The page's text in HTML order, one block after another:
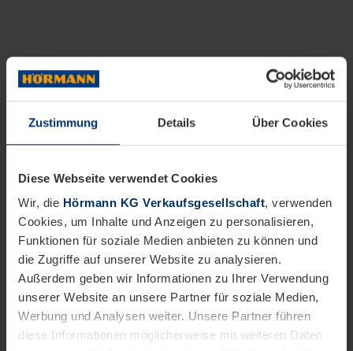
Zustimmung Details Über Cookies
Diese Webseite verwendet Cookies
Wir, die Hörmann KG Verkaufsgesellschaft, verwenden
Cookies, um Inhalte und Anzeigen zu personalisieren,
Funktionen für soziale Medien anbieten zu können und
die Zugriffe auf unserer Website zu analysieren.
Außerdem geben wir Informationen zu Ihrer Verwendung
unserer Website an unsere Partner für soziale Medien,
Werbung und Analysen weiter. Unsere Partner führen
diese Informationen möglicherweise mit weiteren Daten